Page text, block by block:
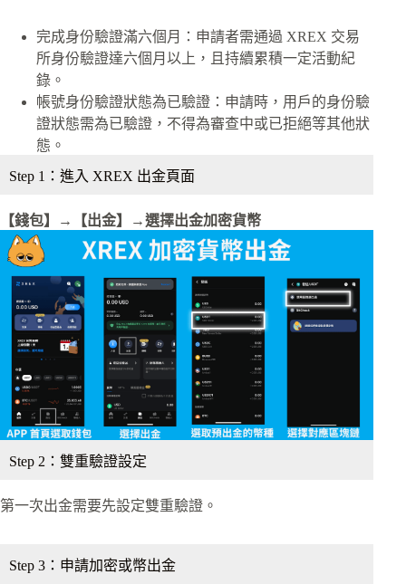
完成身份驗證滿六個月：申請者需通過 XREX 交易
所身份驗證達六個月以上，且持續累積一定活動紀
錄。
帳號身份驗證狀態為已驗證：申請時，用戶的身份驗
證狀態需為已驗證，不得為審查中或已拒絕等其他狀
態。
Step 1：進入 XREX 出金頁面
【錢包】→【出金】→選擇出金加密貨幣
Step 2：雙重驗證設定
第一次出金需要先設定雙重驗證。
Step 3：申請加密或幣出金